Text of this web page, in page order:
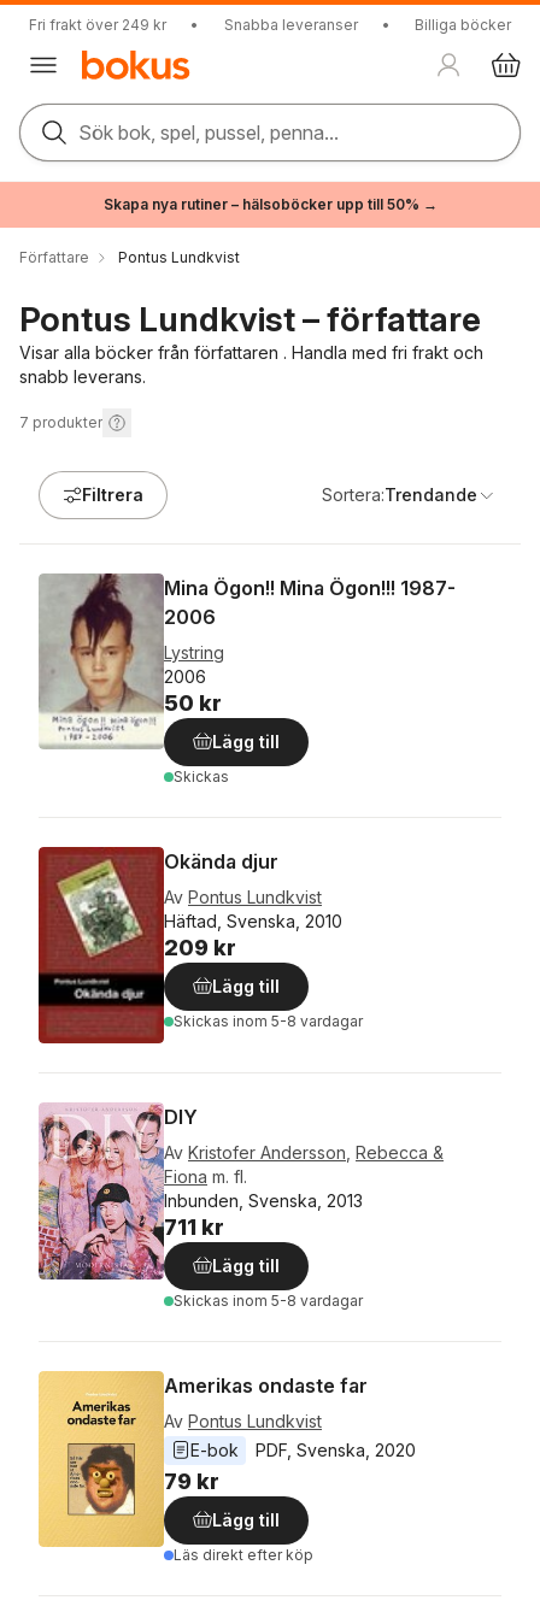
Fri frakt över 249 kr • Snabba leveranser • Billiga böcker
Sök bok, spel, pussel, penna...
Skapa nya rutiner – hälsoböcker upp till 50% →
Författare Pontus Lundkvist
Pontus Lundkvist – författare
Visar alla böcker från författaren . Handla med fri frakt och
snabb leverans.
7 produkter
Filtrera Sortera:Trendande
Mina Ögon!! Mina Ögon!!! 1987-
2006
Lystring
2006
50 kr
Lägg till
Skickas
Okända djur
Av Pontus Lundkvist
Häftad, Svenska, 2010
209 kr
Lägg till
Skickas inom 5-8 vardagar
DIY
Av Kristofer Andersson Rebecca &
Fiona m. fl.
Inbunden, Svenska, 2013
711 kr
Lägg till
Skickas inom 5-8 vardagar
Amerikas ondaste far
Av Pontus Lundkvist
E-bok
PDF Svenska 2020
79 kr
Lägg till
Läs direkt efter köp